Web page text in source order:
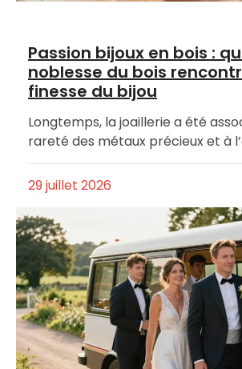
Passion bijoux en bois :
noblesse du bois
finesse du bijou
Longtemps, la joaillerie a été
rareté des métaux précieux et à
29 juillet 2026